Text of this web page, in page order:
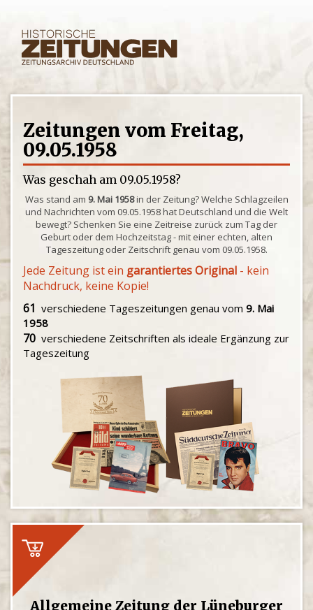
Zeitungen vom Freitag,
09.05.1958
Was geschah am 09.05.1958?
Was stand am 9. Mai 1958in der Zeitung? Welche Schlagzeilen
und Nachrichten vom 09.05.1958 hat Deutschland und die Welt
bewegt? Schenken Sie eine Zeitreise zurück zum Tag der
Geburt oder dem Hochzeitstag - mit einer echten, alten
Tageszeitung oder Zeitschrift genau vom 09.05.1958.
Jede Zeitung ist ein garantiertes Original - kein
Nachdruck, keine Kopie!
61 verschiedene Tageszeitungen genau vom 9. Mai
1958
70 verschiedene Zeitschriften als ideale Ergänzung zur
Tageszeitung
Allgemeine Zeitung der Lüneburger